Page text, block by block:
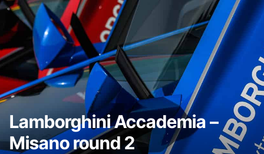
Lamborghini Accademia –
Misano round 2